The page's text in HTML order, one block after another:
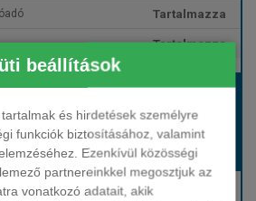
beállítások
és hirdetések személyre
funkciók biztosításához, valamint
Ezenkívül közösségi
partnereinkkel megosztjuk az
vonatkozó adatait, akik
Tartalmazza
Tartalmazza
Hívjon bennünket!
Induló bérleti díj: Hívjon bennünket!
+36 1 888 0088